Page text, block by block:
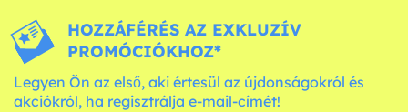
HOZZÁFÉRÉS AZ EXKLUZÍV
PROMÓCIÓKHOZ*
Legyen Ön az első, aki értesül az újdonságokról és
akciókról, ha regisztrálja e-mail-címét!